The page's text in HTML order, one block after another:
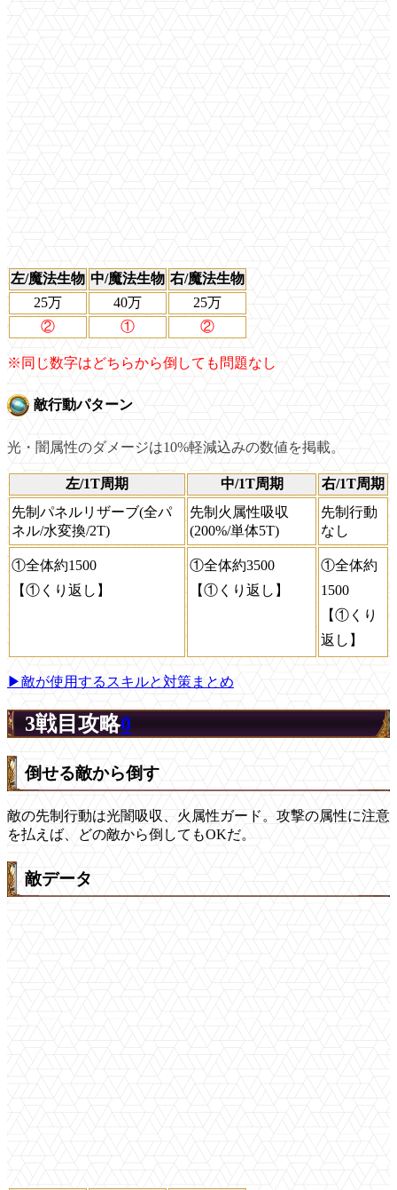
左/魔法生物 中/魔法生物 右/魔法生物
25万
40万
25万
②
① ②
※同じ数字はどちらから倒しても問題なし
敵行動パターン
光・闇属性のダメージは10%軽減込みの数値を掲載。
左/1T周期 中/1T周期
右/1T周期
先制パネルリザーブ(全パ
ネル/水変換/2T)
先制火属性吸収
(200%/単体5T)
先制行動
なし
①全体約1500
【①くり返し】
①全体約3500
【①くり返し】
①全体約
1500
【①くり
返し】
▶敵が使用するスキルと対策まとめ
3戦目攻略0
倒せる敵から倒す
敵の先制行動は光闇吸収、火属性ガード。攻撃の属性に注意
を払えば、どの敵から倒してもOKだ。
敵データ